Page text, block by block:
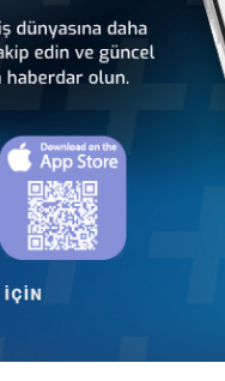
Türkiye - Moldova
İş Konseyi